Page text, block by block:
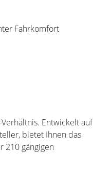
Fahrkomfort
Entwickelt auf
bietet Ihnen das
210 gängigen